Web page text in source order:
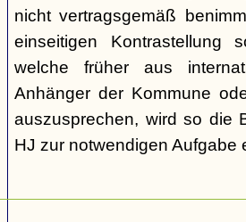
nicht vertragsgemäß
einseitigen Kontrastellung
welche früher aus
Anhänger der Kommune
auszusprechen, wird so die
HJ zur notwendigen Aufgabe